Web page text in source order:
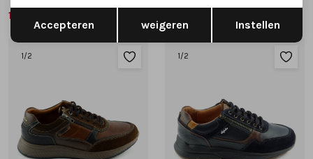
119,99
1 /2 1 /2
Terug Opslaan
Accepteren weigeren Instellen